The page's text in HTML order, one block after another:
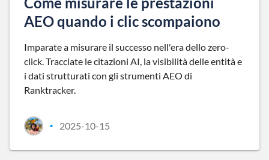
AEO quando i clic scompaiono
Imparate a misurare il successo nell'era dello zero-
click. Tracciate le citazioni AI, la visibilità delle entità e
i dati strutturati con gli strumenti AEO di
Ranktracker.
• 2025-10-15